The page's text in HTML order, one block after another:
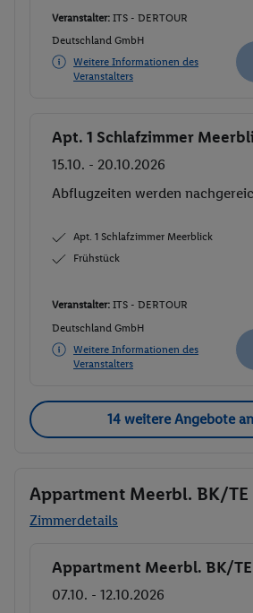
Veranstalter: ITS - DERTOUR
Deutschland GmbH
Weitere Informationen des
Veranstalters
Buchen
Apt. 1 Schlafzimmer
15.10. - 20.10.2026
Abflugzeiten werden
Apt. 1 Schlafzimmer Meerblick
Frühstück
Veranstalter: ITS - DERTOUR
Deutschland GmbH
Weitere Informationen des
Veranstalters
14 weitere Angebote
Appartment Meerbl. BK/TE
Zimmerdetails
Buchen
Appartment Meerbl. BK/TE
07.10. - 12.10.2026